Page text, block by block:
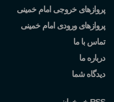
پروازهای خروجی امام خمینی
پروازهای ورودی امام خمینی
تماس با ما
درباره ما
دیدگاه شما